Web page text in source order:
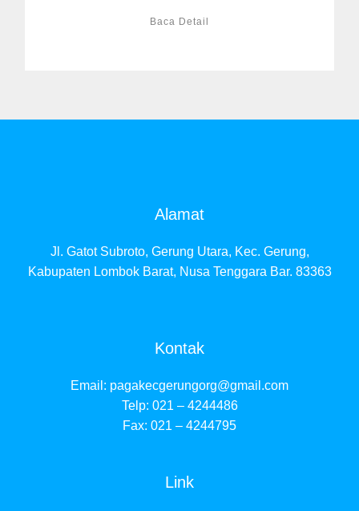
Baca Detail
Alamat
Jl. Gatot Subroto, Gerung Utara, Kec. Gerung,
Kabupaten Lombok Barat, Nusa Tenggara Bar. 83363
Kontak
Email: pagakecgerungorg@gmail.com
Telp: 021 – 4244486
Fax: 021 – 4244795
Link